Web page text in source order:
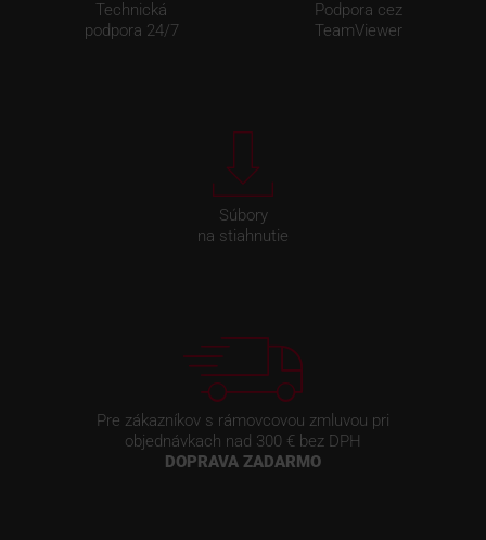
Technická
podpora 24/7
Podpora cez
TeamViewer
Súbory
na stiahnutie
Pre zákazníkov s rámovcovou zmluvou pri
objednávkach nad 300 € bez DPH
DOPRAVA ZADARMO